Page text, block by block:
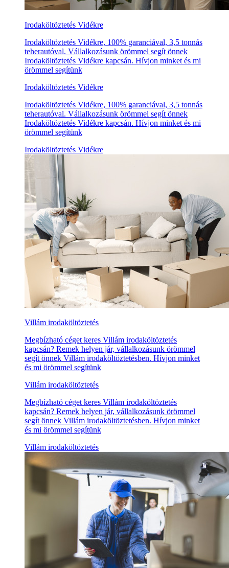
Irodaköltöztetés Vidékre
Irodaköltöztetés Vidékre, 100% garanciával, 3,5 tonnás
teherautóval. Vállalkozásunk örömmel segít önnek
Irodaköltöztetés Vidékre kapcsán. Hívjon minket és mi
örömmel segítünk
Irodaköltöztetés Vidékre
Irodaköltöztetés Vidékre, 100% garanciával, 3,5 tonnás
teherautóval. Vállalkozásunk örömmel segít önnek
Irodaköltöztetés Vidékre kapcsán. Hívjon minket és mi
örömmel segítünk
Irodaköltöztetés Vidékre
Villám irodaköltöztetés
Megbízható céget keres Villám irodaköltöztetés
kapcsán? Remek helyen jár, vállalkozásunk örömmel
segít önnek Villám irodaköltöztetésben. Hívjon minket
és mi örömmel segítünk
Villám irodaköltöztetés
Megbízható céget keres Villám irodaköltöztetés
kapcsán? Remek helyen jár, vállalkozásunk örömmel
segít önnek Villám irodaköltöztetésben. Hívjon minket
és mi örömmel segítünk
Villám irodaköltöztetés